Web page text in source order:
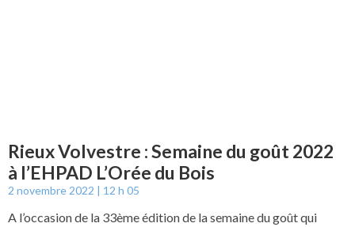
Rieux Volvestre : Semaine du goût 2022
à l’EHPAD L’Orée du Bois
2 novembre 2022 12 h 05
A l’occasion de la 33ème édition de la semaine du goût qui